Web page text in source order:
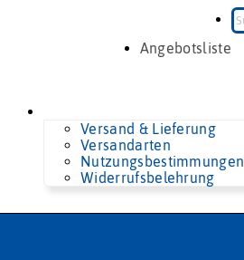
Angebotsliste
Versand & Lieferung
Versandarten
Nutzungsbestimmungen
Widerrufsbelehrung